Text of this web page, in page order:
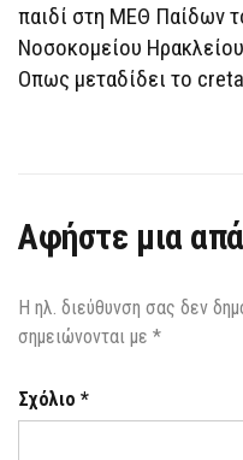
παιδί στη ΜΕΘ Παίδων
Νοσοκομείου
Οπως μεταδίδει το
Αφήστε μια
Η ηλ. διεύθυνση σας δεν
σημειώνονται με *
Σχόλιο *